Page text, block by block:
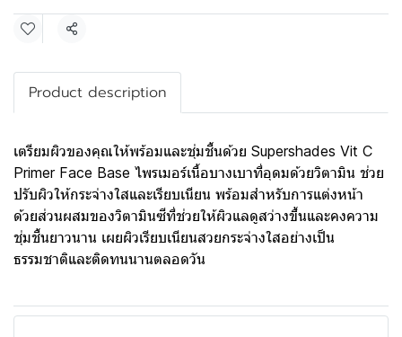
Share
Product description
เตรียมผิวของคุณให้พร้อมและชุ่มชื้นด้วย Supershades Vit C
Primer Face Base ไพรเมอร์เนื้อบางเบาที่อุดมด้วยวิตามิน ช่วย
ปรับผิวให้กระจ่างใสและเรียบเนียน พร้อมสำหรับการแต่งหน้า
ด้วยส่วนผสมของวิตามินซีที่ช่วยให้ผิวแลดูสว่างขึ้นและคงความ
ชุ่มชื้นยาวนาน เผยผิวเรียบเนียนสวยกระจ่างใสอย่างเป็น
ธรรมชาติและติดทนนานตลอดวัน